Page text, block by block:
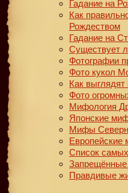
Гадание на
Как
Рождеством
Гадание на
Существует
Фотографии
Фото кукол
Как
Фото
Мифология
Японские
Мифы
Европейские
Список
Запрещённые
Правдивые